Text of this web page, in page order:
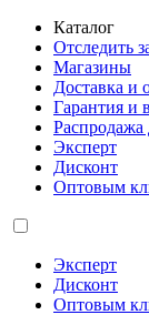
Каталог
Отследить
Магазины
Доставка и
Гарантия и
Распродажа
Эксперт
Дисконт
Оптовым
Эксперт
Дисконт
Оптовым